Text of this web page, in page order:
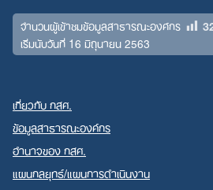
จำนวนผู้เข้าชมข้อมูลสาธารณะองค์กร
เริ่มนับวันที่ 16 มิถุนายน 2563
เกี่ยวกับ กสศ.
ข้อมูลสาธารณะองค์กร
อำนาจของ กสศ.
แผนกลยุทธ์/แผนการดำเนินงาน